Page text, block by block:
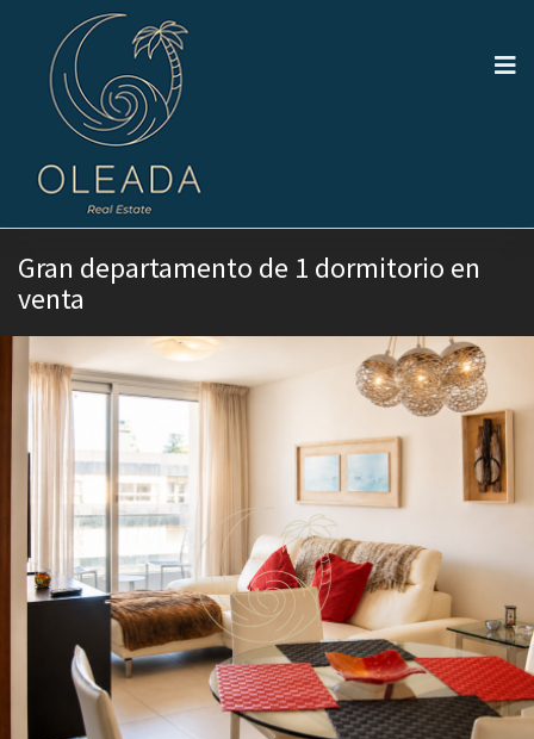
Gran departamento de 1 dormitorio en
venta